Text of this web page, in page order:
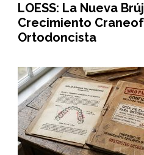
LOESS: La Nueva
Crecimiento
Ortodoncista